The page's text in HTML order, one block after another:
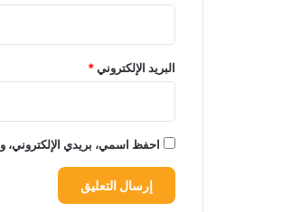
البريد الإلكتروني*
احفظ اسمي، بريدي الإلكتروني،